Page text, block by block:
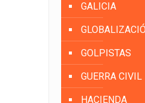
GALICIA
GOLPISTAS
GUERRA CIVIL
HACIENDA